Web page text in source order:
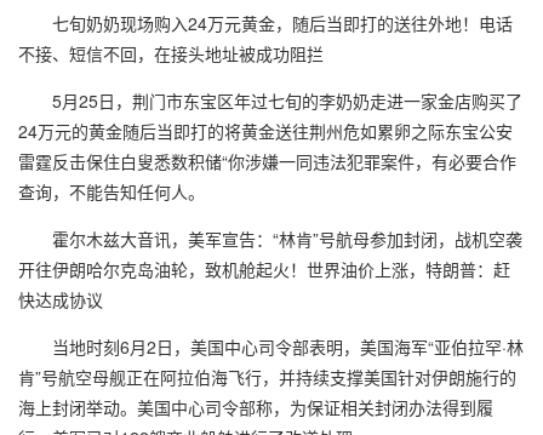
七旬奶奶现场购入24万元黄金，随后当即打的送往外地！电话
不接、短信不回，在接头地址被成功阻拦
5月25日，荆门市东宝区年过七旬的李奶奶走进一家金店购买了
24万元的黄金随后当即打的将黄金送往荆州危如累卵之际东宝公安
雷霆反击保住白叟悉数积储“你涉嫌一同违法犯罪案件，有必要合作
查询，不能告知任何人。
霍尔木兹大音讯，美军宣告：“林肯”号航母参加封闭，战机空袭
开往伊朗哈尔克岛油轮，致机舱起火！世界油价上涨，特朗普：赶
快达成协议
当地时刻6月2日，美国中心司令部表明，美国海军“亚伯拉罕·林
肯”号航空母舰正在阿拉伯海飞行，并持续支撑美国针对伊朗施行的
海上封闭举动。美国中心司令部称，为保证相关封闭办法得到履